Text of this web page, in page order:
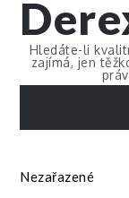
Skip
contentHledáte-li
zajímá, jen
Nezařazené